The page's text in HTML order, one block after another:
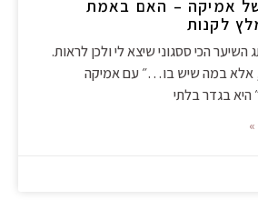
אמיקה – האם באמת
לקנות
השיער הכי ססגוני שיצא לי ולכן לראות.
אלא במה שיש בו…״ עם אמיקה
בגדר בלתי